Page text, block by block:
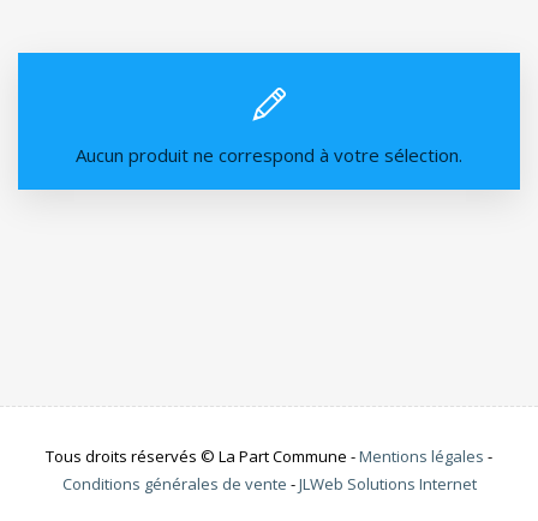
Aucun produit ne correspond à votre sélection.
Tous droits réservés © La Part Commune -Mentions légales -
Conditions générales de vente -JLWeb Solutions Internet